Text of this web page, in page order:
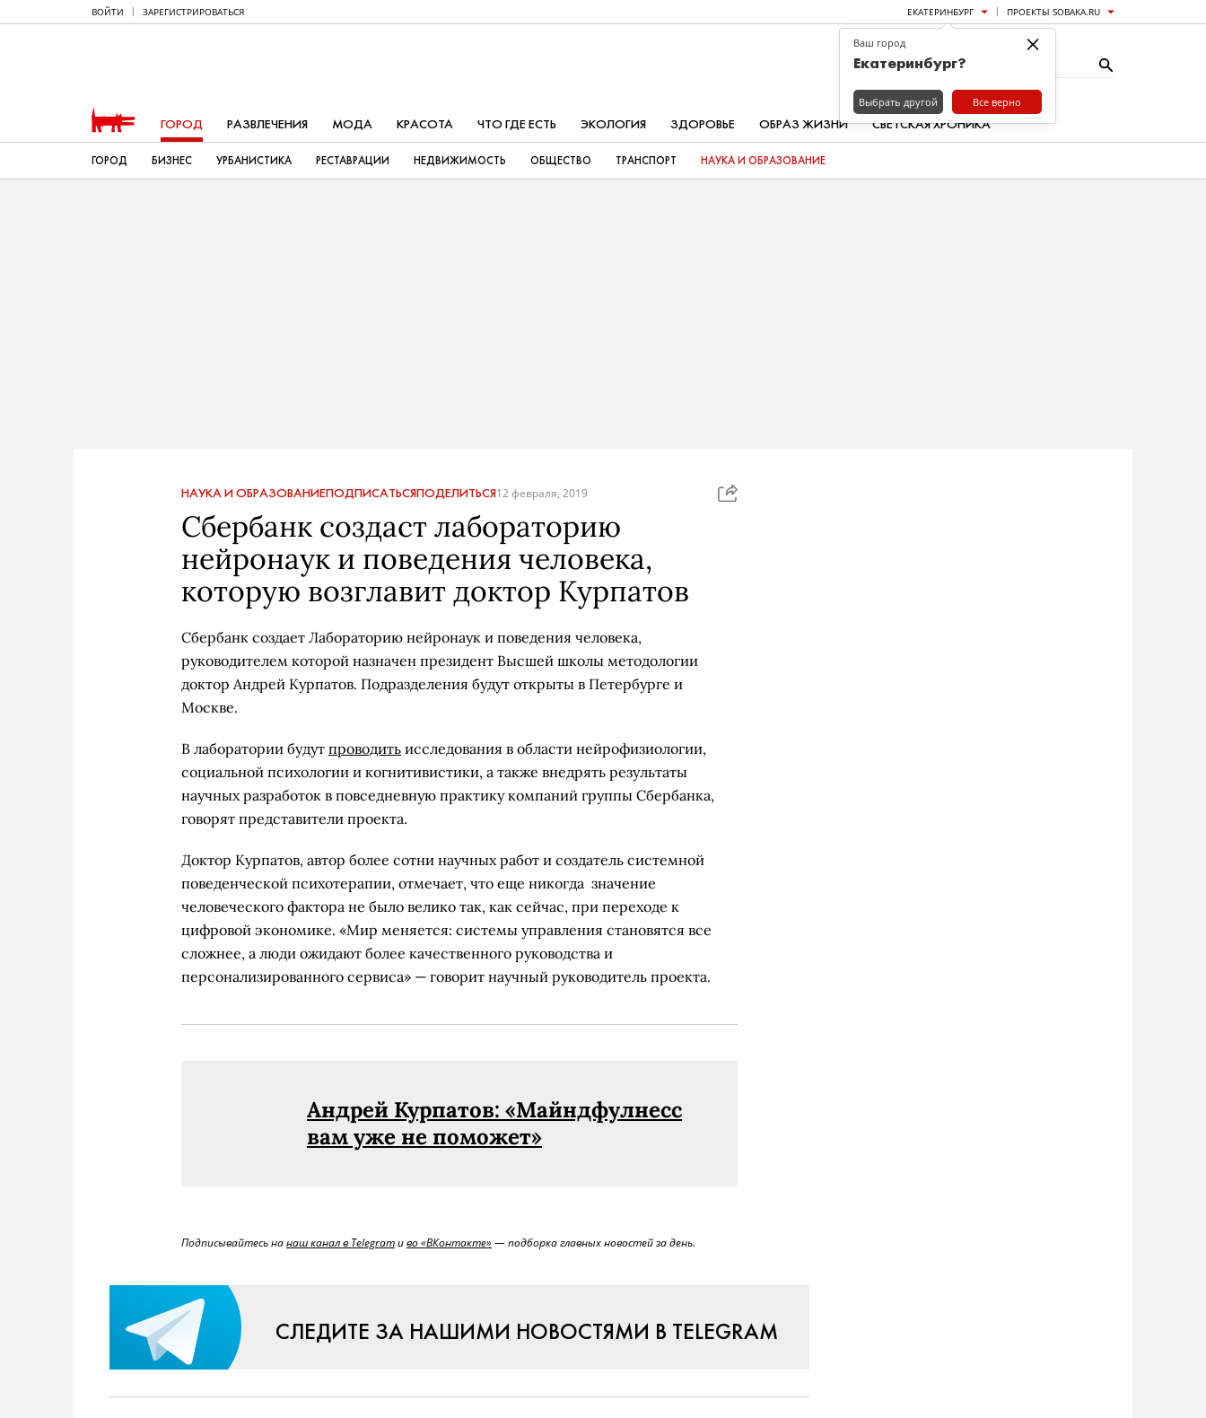
ВОЙТИ ЗАРЕГИСТРИРОВАТЬСЯ ЕКАТЕРИНБУРГ ПРОЕКТЫ SOBAKA.RU
ГОРОД РАЗВЛЕЧЕНИЯ МОДА КРАСОТА ЧТО ГДЕ ЕСТЬ ЭКОЛОГИЯ ЗДОРОВЬЕ ОБРАЗ ЖИЗНИ СВЕТСКАЯ ХРОНИКА
ГОРОД БИЗНЕС УРБАНИСТИКА РЕСТАВРАЦИИ НЕДВИЖИМОСТЬ ОБЩЕСТВО ТРАНСПОРТ НАУКА И ОБРАЗОВАНИЕ
НАУКА И ОБРАЗОВАНИЕПОДПИСАТЬСЯПОДЕЛИТЬСЯ12 февраля, 2019
Сбербанк создаст лабораторию
нейронаук и поведения человека,
которую возглавит доктор Курпатов
Сбербанк создает Лабораторию нейронаук и поведения человека,
руководителем которой назначен президент Высшей школы методологии
доктор Андрей Курпатов. Подразделения будут открыты в Петербурге и
Москве.
В лаборатории будут проводить исследования в области нейрофизиологии,
социальной психологии и когнитивистики, а также внедрять результаты
научных разработок в повседневную практику компаний группы Сбербанка,
говорят представители проекта.
Доктор Курпатов, автор более сотни научных работ и создатель системной
поведенческой психотерапии, отмечает, что еще никогда значение
человеческого фактора не было велико так, как сейчас, при переходе к
цифровой экономике. «Мир меняется: системы управления становятся все
сложнее, а люди ожидают более качественного руководства и
персонализированного сервиса» — говорит научный руководитель проекта.
Андрей Курпатов: «Майндфулнесс
вам уже не поможет»
Подписывайтесь нанаш канал в Telegramиво «ВКонтакте» — подборка главных новостей за день.
СЛЕДИТЕ ЗА НАШИМИ НОВОСТЯМИ В TELEGRAM
×
Ваш город
Екатеринбург?
Выбрать другой Все верно